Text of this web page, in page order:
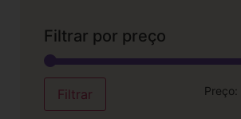
Filtrar por preço
Filtrar Preço: